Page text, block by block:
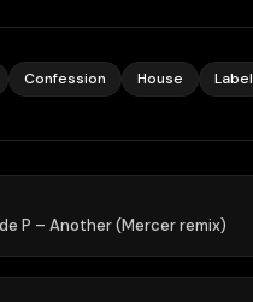
Confession House Label
P – Another (Mercer remix)